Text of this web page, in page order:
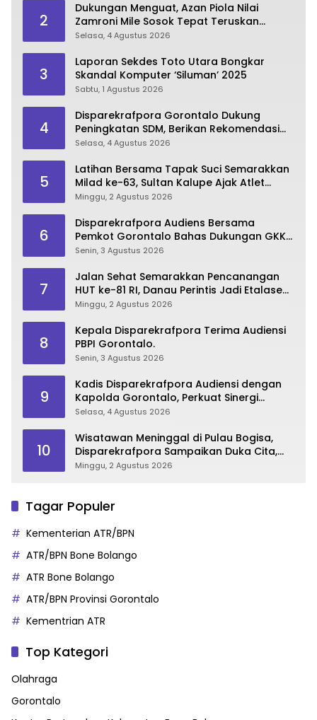
2
Dukungan Menguat, Azan Piola Nilai
Zamroni Mile Sosok Tepat Teruskan
Pembangunan Bone Bolango
Selasa, 4 Agustus 2026
3
Laporan Sekdes Toto Utara Bongkar
Skandal Komputer ‘Siluman’ 2025
Sabtu, 1 Agustus 2026
4
Disparekrafpora Gorontalo Dukung
Peningkatan SDM, Berikan Rekomendasi
Studi S3 bagi Pegawai
Selasa, 4 Agustus 2026
5
Latihan Bersama Tapak Suci Semarakkan
Milad ke-63, Sultan Kalupe Ajak Atlet
Lestarikan Budaya Bela Diri
Minggu, 2 Agustus 2026
6
Disparekrafpora Audiens Bersama
Pemkot Gorontalo Bahas Dukungan GKK
2026
Senin, 3 Agustus 2026
7
Jalan Sehat Semarakkan Pencanangan
HUT ke-81 RI, Danau Perintis Jadi Etalase
Wisata Gorontalo
Minggu, 2 Agustus 2026
8
Kepala Disparekrafpora Terima Audiensi
PBPI Gorontalo.
Senin, 3 Agustus 2026
9
Kadis Disparekrafpora Audiensi dengan
Kapolda Gorontalo, Perkuat Sinergi
Sukseskan Gorontalo Karnaval Karawo
Selasa, 4 Agustus 2026
10
Wisatawan Meninggal di Pulau Bogisa,
Disparekrafpora Sampaikan Duka Cita,
Imbau Utamakan Keselamatan
Minggu, 2 Agustus 2026
Tagar Populer
Kementerian ATR/BPN
ATR/BPN Bone Bolango
ATR Bone Bolango
ATR/BPN Provinsi Gorontalo
Kementrian ATR
Top Kategori
Olahraga
Gorontalo